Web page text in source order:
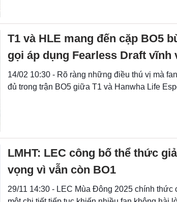
T1 và HLE mang đến cặp BO5
gọi áp dụng Fearless Draft vĩnh
14/02 10:30 - Rõ ràng những điều thú vị mà
đủ trong trận BO5 giữa T1 và Hanwha Life
LMHT: LEC công bố thể thức
vọng vì vẫn còn BO1
29/11 14:30 - LEC Mùa Đông 2025 chính